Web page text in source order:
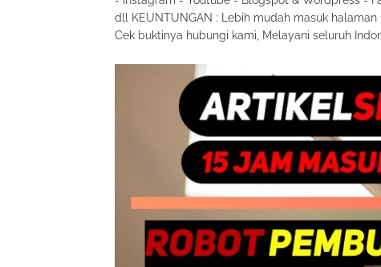
dll KEUNTUNGAN : Lebih mudah masuk halaman
Cek buktinya hubungi kami, Melayani seluruh